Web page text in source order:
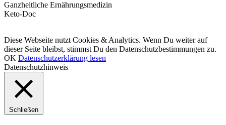
Ganzheitliche Ernährungsmedizin
Keto-Doc
Diese Webseite nutzt Cookies & Analytics. Wenn Du weiter auf
dieser Seite bleibst, stimmst Du den Datenschutzbestimmungen zu.
OK Datenschutzerklärung lesen
Datenschutzhinweis
Schließen